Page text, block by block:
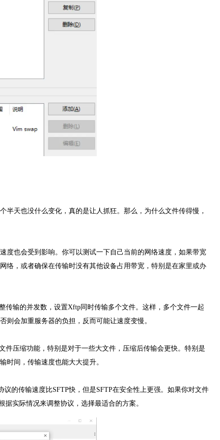
天也没什么变化，真的是让人抓狂。那么，为什么文件传得慢，
度也会受到影响。你可以测试一下自己当前的网络速度，如果带宽
络，或者确保在传输时没有其他设备占用带宽，特别是在家里或办
输的并发数，设置Xftp同时传输多个文件。这样，多个文件一起
则会加重服务器的负担，反而可能让速度变慢。
压缩功能，特别是对于一些大文件，压缩后传输会更快。特别是
时间，传输速度也能大大提升。
的传输速度比SFTP快，但是SFTP在安全性上更强。如果你对文件
实际情况来调整协议，选择最适合的方案。